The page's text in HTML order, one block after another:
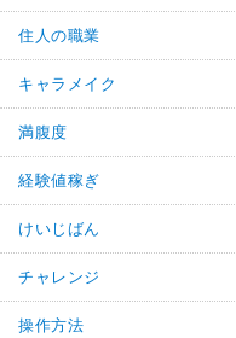
住人の職業
キャラメイク
満腹度
経験値稼ぎ
けいじばん
チャレンジ
操作方法